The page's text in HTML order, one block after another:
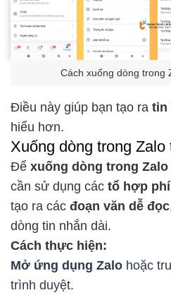
Cách xuống dòng trong
Điều này giúp bạn tạo ra tin
hiểu hơn.
Xuống dòng trong Zalo
Để xuống dòng trong
cần sử dụng các tổ hợp
tạo ra các đoạn văn dễ đọc
dòng tin nhắn dài.
Cách thực hiện:
Mở ứng dụng Zalo hoặc
trình duyệt.